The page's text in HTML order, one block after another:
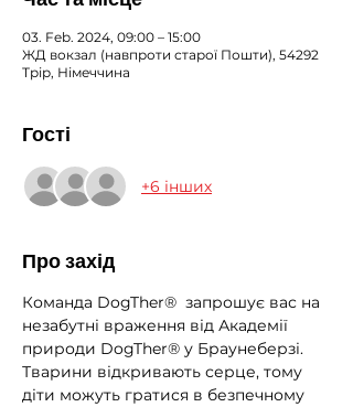
03. Feb. 2024, 09:00 – 15:00
ЖД вокзал (навпроти старої Пошти), 54292
Трір, Німеччина
Гості
+6 інших
Про захід
Команда DogTher®  запрошує вас на
незабутні враження від Академії
природи DogTher® у Браунеберзі.
Тварини відкривають серце, тому
діти можуть гратися в безпечному